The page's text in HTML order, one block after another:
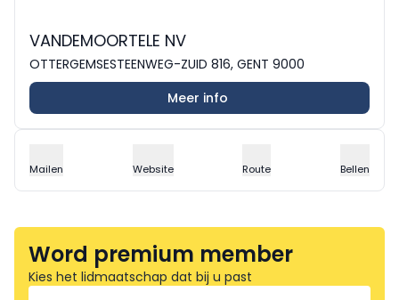
VANDEMOORTELE NV
OTTERGEMSESTEENWEG-ZUID 816, GENT 9000
Meer info
Mailen Website Route Bellen
Word premium member
Kies het lidmaatschap dat bij u past